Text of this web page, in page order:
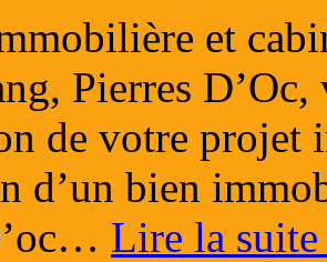
et
Pierres
de votre projet
d’un bien
Lire la